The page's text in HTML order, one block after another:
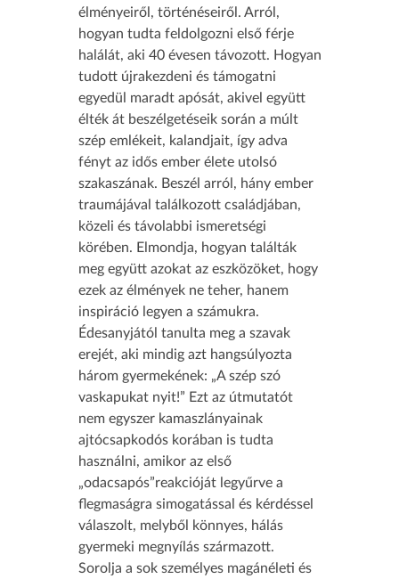
élményeiről, történéseiről. Arról,
hogyan tudta feldolgozni első férje
halálát, aki 40 évesen távozott. Hogyan
tudott újrakezdeni és támogatni
egyedül maradt apósát, akivel együtt
élték át beszélgetéseik során a múlt
szép emlékeit, kalandjait, így adva
fényt az idős ember élete utolsó
szakaszának. Beszél arról, hány ember
traumájával találkozott családjában,
közeli és távolabbi ismeretségi
körében. Elmondja, hogyan találták
meg együtt azokat az eszközöket, hogy
ezek az élmények ne teher, hanem
inspiráció legyen a számukra.
Édesanyjától tanulta meg a szavak
erejét, aki mindig azt hangsúlyozta
három gyermekének: „A szép szó
vaskapukat nyit!” Ezt az útmutatót
nem egyszer kamaszlányainak
ajtócsapkodós korában is tudta
használni, amikor az első
„odacsapós”reakcióját legyűrve a
flegmaságra simogatással és kérdéssel
válaszolt, melyből könnyes, hálás
gyermeki megnyílás származott.
Sorolja a sok személyes magánéleti és